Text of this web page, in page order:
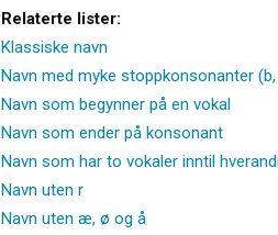
Relaterte lister:
Klassiske navn
Navn med myke stoppkonsonanter (b,
Navn som begynner på en vokal
Navn som ender på konsonant
Navn som har to vokaler inntil
Navn uten r
Navn uten æ, ø og å